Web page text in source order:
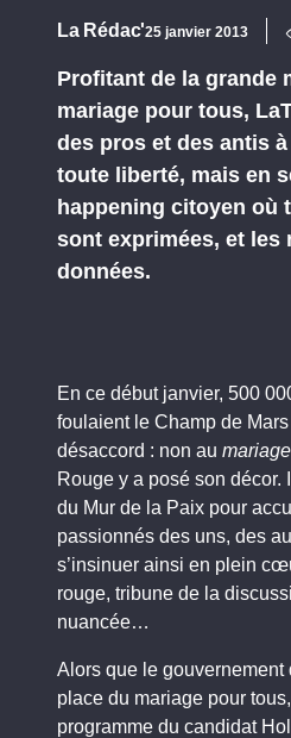
La Rédac'25 janvier 2013
Profitant de la grande
mariage pour tous,
des pros et des antis
toute liberté, mais en
happening citoyen où
sont exprimées, et les
données.
En ce début janvier, 500
foulaient le Champ de
désaccord : non au
Rouge y a posé son décor.
du Mur de la Paix pour
passionnés des uns, des
s’insinuer ainsi en plein
rouge, tribune de la
nuancée…
Alors que le gouvernement
place du mariage pour
programme du candidat